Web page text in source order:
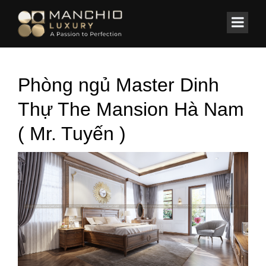
Home/BIỆT THỰ/ Dinh Thự “Trăm tỷ” Mr. Tuyến-Mansion Hà Nam
Phòng ngủ Master Dinh
Thự The Mansion Hà Nam
( Mr. Tuyến )